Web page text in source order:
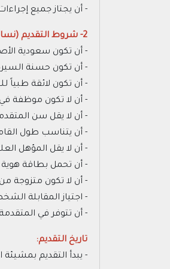
- أن يجتاز جميع
2- شروط التقديم (نسائية):
- أن تكون سعودية
- أن تكون حسنة
- أن تكون لائقة طبياً
- أن لا تكون موظفة
- أن لا يقل سن
- أن يتناسب طول القامة
- أن لا يقل المؤهل
- أن تحمل بطاقة
- أن لا تكون متزوجة
- اجتياز المقابلة
- أن تتوفر في
تاريخ التقديم:
- يبدأ التقديم بمشيئة الله يوم الأحد